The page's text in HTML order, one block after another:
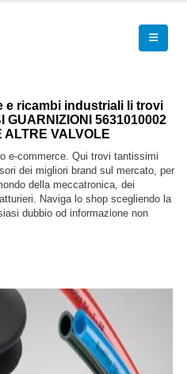
e ricambi industriali li trovi
5631010002
ALTRE VALVOLE
e-commerce. Qui trovi tantissimi
dei migliori brand sul mercato, per
della meccatronica, dei
Naviga lo shop scegliendo la
dubbio od informazione non